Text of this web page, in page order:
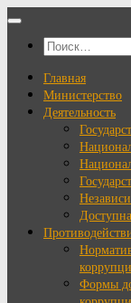
Перейти
содержимому
Найти:
Главная
Министерство
Деятельность
Формы